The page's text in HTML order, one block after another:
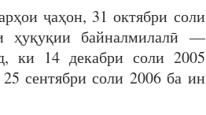
ҷаҳон, 31 октябри соли
ҳуқуқии байналмилалӣ —
ки 14 декабри соли 2005
сентябри соли 2006 ба ин